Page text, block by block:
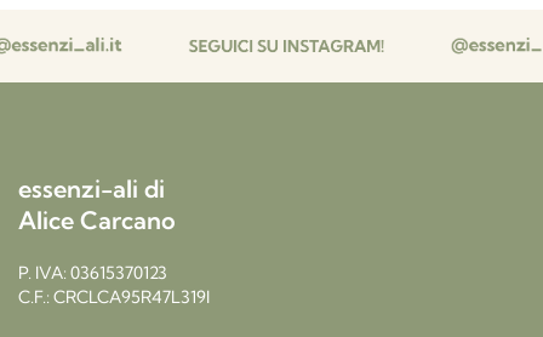
essenzi-ali di
Alice Carcano
P. IVA: 03615370123
C.F.: CRCLCA95R47L319I